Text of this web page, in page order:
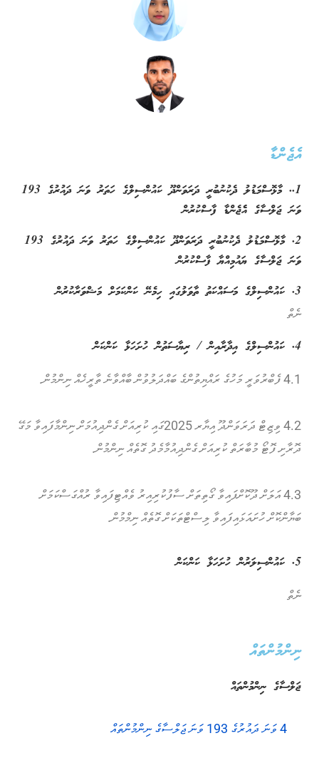
އެޖެންޑާ
1.. މާޅޮސްމަޑުލު ދެކުނުބުރީ ދަރަވަންދޫ ކައުންސިލްގެ ހަތަރު ވަނަ ދައުރުގެ 193
ވަނަ ޖަލްސާގެ އެެޖެންޑާ ފާސްކުރުން
2. މާޅޮސްމަޑުލު ދެކުނުބުރީ ދަރަވަންދޫ ކައުންސިލްގެ ހަތަރު ވަނަ ދައުރުގެ 193
ވަނަ ޖަލްސާގެ ޔައުމިއްޔާ ފާސްކުރުން
3. ކައުންސިލްގެ މަސައްކަތު ތާވަލުގައި ހިމެނޭ ކަންކަމަށް މަޝްވަރާކުރުން
ނެތް
4. ކައުންސިލްގެ އިދާރާއިން / ރިޔާސަތުން ހުށަހަޅާ ކަންކަން
4.1 ފެބްރުވަރީ މަހުގެ ރައްޔިތުންގެ ބައްދަލުވުން ބާއްވާނެ ތާރީޚެއް ނިންމުން.
4.2 ވިޒިޓް ދަރަވަންދޫ އިޔާރ 2025ގައި ކުރިއަށް ގެންދިއުމަށް ނިންމާފައިވާ މަގޭ
ދޮރާށި ފޮޓޯ މުބާރަތް ކުރިއަށް ގެންދިއުމާމެދު ގޮތެއް ނިންމުން.
4.3 އަލަށް ދޫކޮށްފައިވާ ގޯތިތަށް ސާފުކުރިއިރު ވެއްޓިފައިވާ ރުއްގަސްކަމަށް
ބަޔާންކޮށް ހުށައަޅައިފައިވާ ލިސްޓްތަކަށް ގޮތެއް ނިމްމުން.
5. ކައުންސިލަރުން ހުށަހަޅާ ކަންކަން
ނެތް
ނިންމުންތައް
ޖަލްސާގެ ނިންމުންތައް
4 ވަނަ ދައުރުގެ 193 ވަނަ ޖަލްސާގެ ނިންމުންތައް